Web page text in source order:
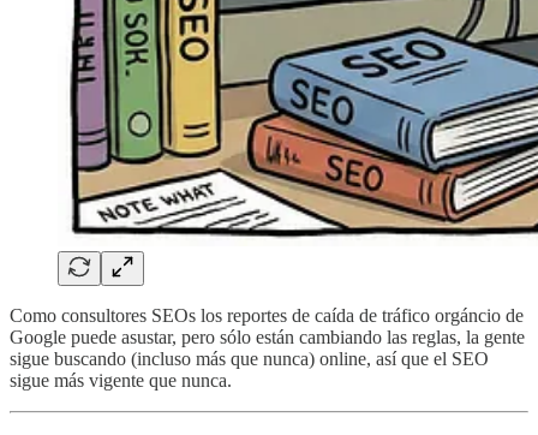
Como consultores SEOs los reportes de caída de tráfico orgáncio de
Google puede asustar, pero sólo están cambiando las reglas, la gente
sigue buscando (incluso más que nunca) online, así que el SEO
sigue más vigente que nunca.